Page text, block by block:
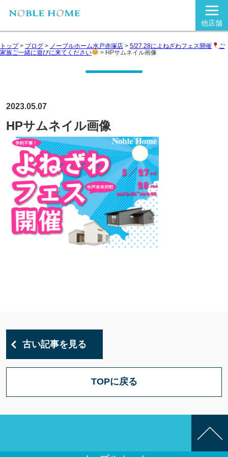
他店舗
トップ> ブログ > ノーブルホーム水戸赤塚店 > 5/27.28によねざわフェス開催
ご
家族ご一緒に遊びに来てください
> HPサムネイル画像
2023.05.07
HPサムネイル画像
古い記事を見る
TOPに戻る